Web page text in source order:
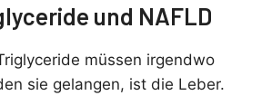
und NAFLD
müssen irgendwo
sie gelangen, ist die Leber.